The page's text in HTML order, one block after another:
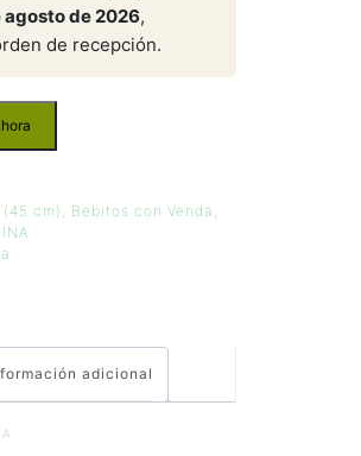
de 2026,
de recepción.
cm) Bebitos con Venda
adicional